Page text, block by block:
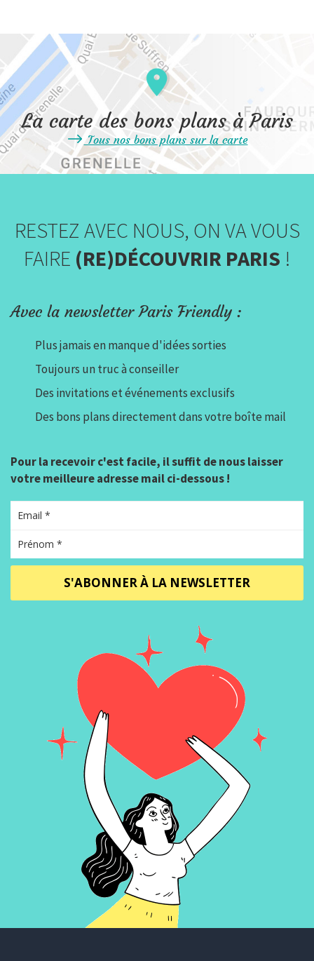
La carte des bons plans à Paris
Tous nos bons plans sur la carte
RESTEZ AVEC NOUS, ON VA VOUS
FAIRE (RE)DÉCOUVRIR PARIS !
Avec la newsletter Paris Friendly :
Plus jamais en manque d'idées sorties
Toujours un truc à conseiller
Des invitations et événements exclusifs
Des bons plans directement dans votre boîte mail
Pour la recevoir c'est facile, il suffit de nous laisser
votre meilleure adresse mail ci-dessous !
S'ABONNER À LA NEWSLETTER